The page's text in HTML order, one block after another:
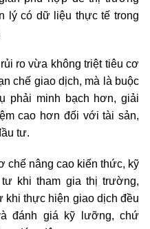
lý có dữ liệu thực tế trong
ro vừa không triệt tiêu cơ
chế giao dịch, mà là buộc
phải minh bạch hơn, giải
cao hơn đối với tài sản,
tư.
chế nâng cao kiến thức, kỹ
khi tham gia thị trường,
khi thực hiện giao dịch đều
đánh giá kỹ lưỡng, chứ